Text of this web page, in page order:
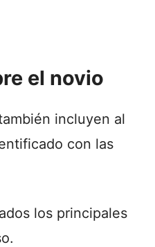
el novio
incluyen al
con las
los principales